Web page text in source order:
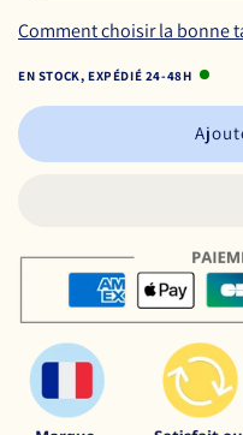
Comment choisir la bonne
EN STOCK, EXPÉDIÉ 24-48H